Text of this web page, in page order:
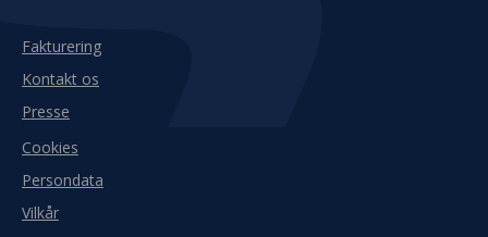
Fakturering
Kontakt os
Presse
Cookies
Persondata
Vilkår